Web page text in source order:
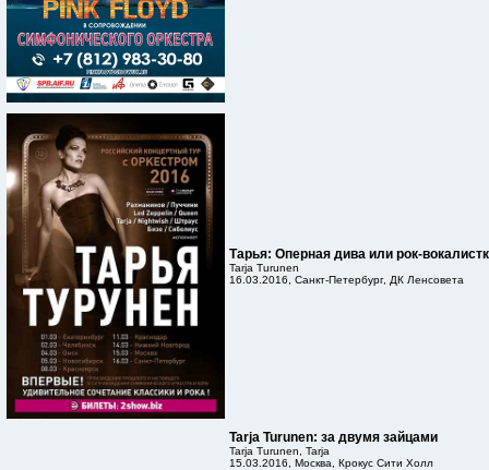
Тарья: Оперная дива или рок-
Tarja Turunen
16.03.2016, Санкт-Петербург, ДК Ленсовета
Tarja Turunen: за двумя зайцами
Tarja Turunen, Tarja
15.03.2016, Москва, Крокус Сити Холл